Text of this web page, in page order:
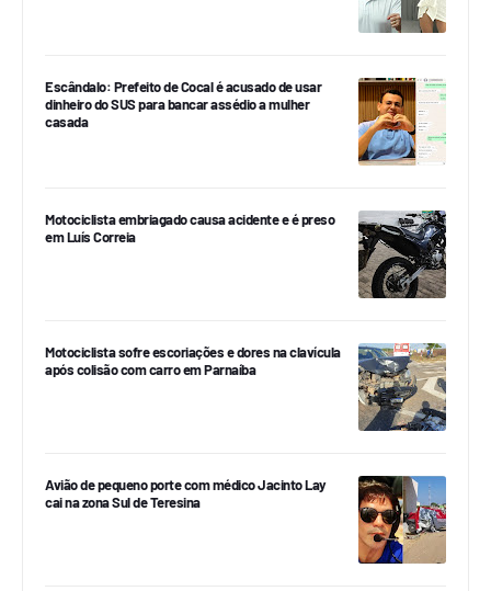
Escândalo: Prefeito de Cocal é acusado de usar
dinheiro do SUS para bancar assédio a mulher
casada
Motociclista embriagado causa acidente e é preso
em Luís Correia
Motociclista sofre escoriações e dores na clavícula
após colisão com carro em Parnaíba
Avião de pequeno porte com médico Jacinto Lay
cai na zona Sul de Teresina